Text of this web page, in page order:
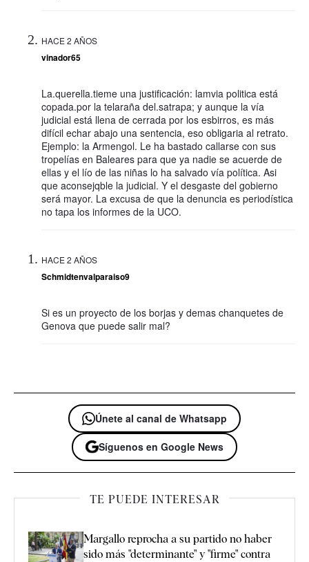
HACE 2 AÑOS
vinador65
La.querella.tieme una justificación: lamvia politica está
copada.por la telaraña del.satrapa; y aunque la vía
judicial está llena de cerrada por los esbirros, es más
difícil echar abajo una sentencia, eso obligaria al retrato.
Ejemplo: la Armengol. Le ha bastado callarse con sus
tropelías en Baleares para que ya nadie se acuerde de
ellas y el lío de las niñas lo ha salvado vía política. Asi
que aconsejqble la judicial. Y el desgaste del gobierno
será mayor. La excusa de que la denuncia es periodística
no tapa los informes de la UCO.
HACE 2 AÑOS
Schmidtenvalparaiso9
Si es un proyecto de los borjas y demas chanquetes de
Genova que puede salir mal?
Únete al canal de Whatsapp
Síguenos en Google News
TE PUEDE INTERESAR
Margallo reprocha a su partido no haber
sido más "determinante" y "firme" contra